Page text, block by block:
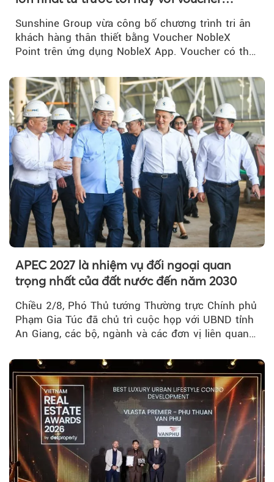
NobleX Point cho khách hàng thân thiết
Sunshine Group vừa công bố chương trình tri ân
khách hàng thân thiết bằng Voucher NobleX
Point trên ứng dụng NobleX App. Voucher có thể
APEC 2027 là nhiệm vụ đối ngoại quan
trọng nhất của đất nước đến năm 2030
Chiều 2/8, Phó Thủ tướng Thường trực Chính phủ
Phạm Gia Túc đã chủ trì cuộc họp với UBND tỉnh
An Giang, các bộ, ngành và các đơn vị liên quan